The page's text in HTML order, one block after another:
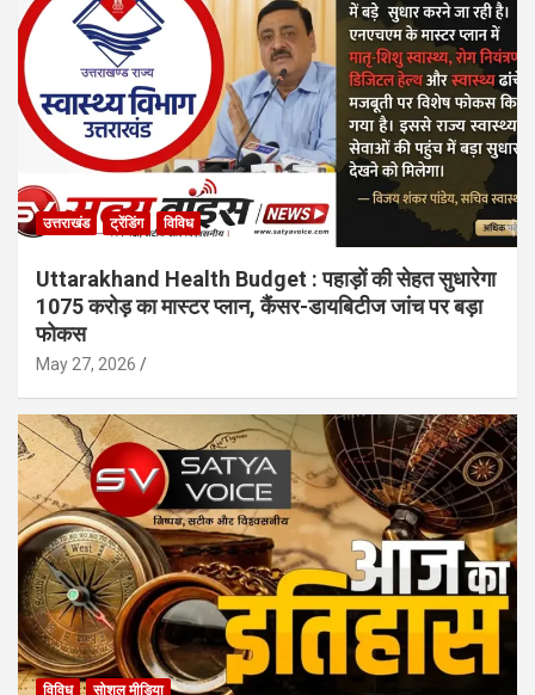
उत्तराखंड ट्रेंडिंग विविध
Uttarakhand Health Budget : पहाड़ों की सेहत सुधारेगा
1075 करोड़ का मास्टर प्लान, कैंसर-डायबिटीज जांच पर बड़ा
फोकस
May 27, 2026
विविध सोशल मीडिया